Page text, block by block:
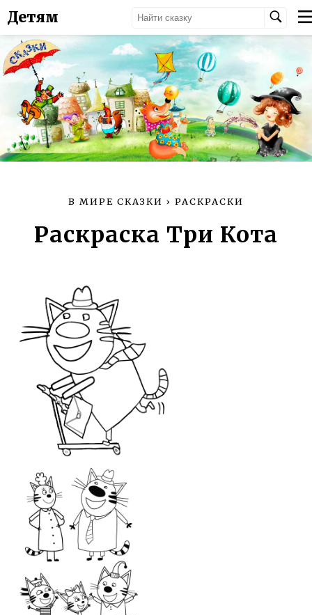
Детям
В МИРЕ СКАЗКИ › РАСКРАСКИ
Раскраска Три Кота